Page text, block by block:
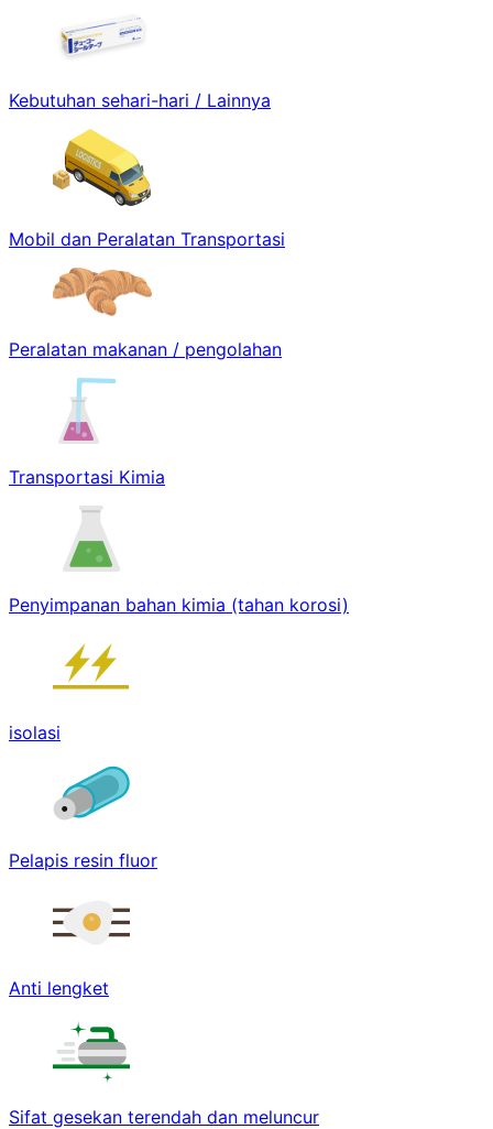
Kebutuhan sehari-hari / Lainnya
Mobil dan Peralatan Transportasi
Peralatan makanan / pengolahan
Transportasi Kimia
Penyimpanan bahan kimia (tahan korosi)
isolasi
Pelapis resin fluor
Anti lengket
Sifat gesekan terendah dan meluncur